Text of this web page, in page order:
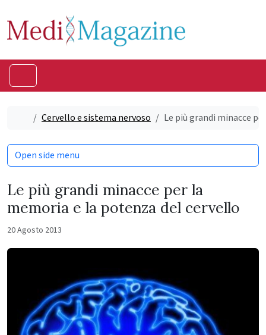
Home
Cervello e sistema nervoso Le più grandi minacce
Le più grandi minacce per la
memoria e la potenza del cervello
20 Agosto 2013
Open side menu